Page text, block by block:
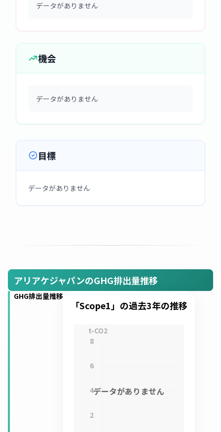
データがありません
機会
データがありません
目標
データがありません
アリアケジャパンのGHG排出量推移
GHG排出量推移
「Scope1」の過去3年の推移
2
4
6
8
t-CO2
データがありません